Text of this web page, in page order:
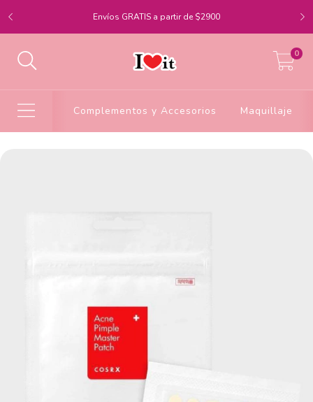
Envíos GRATIS a partir de $2900
0
Complementos y Accesorios Maquillaje